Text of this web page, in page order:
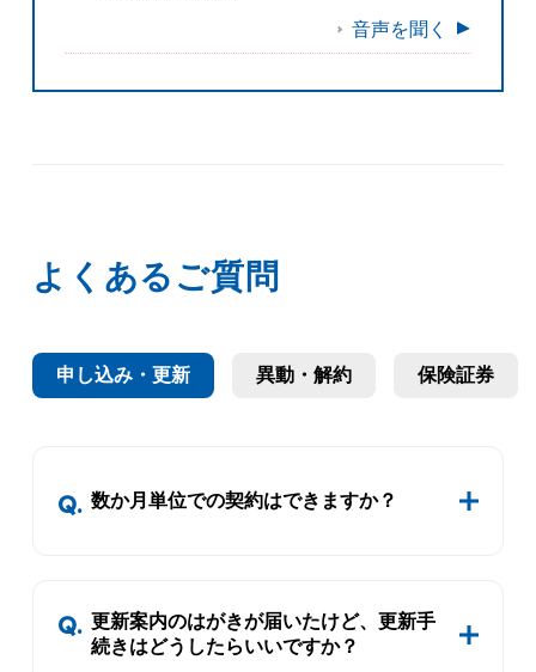
音声を聞く
よくあるご質問
申し込み・更新 異動・解約 保険証券
数か月単位での契約はできますか？
更新案内のはがきが届いたけど、更新手
続きはどうしたらいいですか？